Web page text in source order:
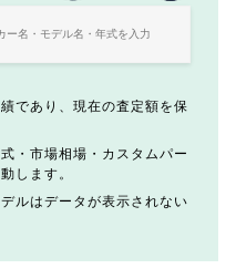
であり、現在の査定額を保
・市場相場・カスタムパー
します。
ルはデータが表示されない